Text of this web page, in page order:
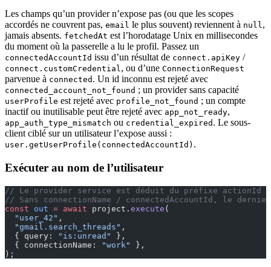
Les champs qu’un provider n’expose pas (ou que les scopes
accordés ne couvrent pas, email le plus souvent) reviennent à null,
jamais absents. fetchedAt est l’horodatage Unix en millisecondes
du moment où la passerelle a lu le profil. Passez un
connectedAccountId issu d’un résultat de connect.apiKey /
connect.customCredential, ou d’une ConnectionRequest
parvenue à connected . Un id inconnu est rejeté avec
connected_account_not_found ; un provider sans capacité
userProfile est rejeté avec profile_not_found ; un compte
inactif ou inutilisable peut être rejeté avec app_not_ready,
app_auth_type_mismatch ou credential_expired . Le sous-
client ciblé sur un utilisateur l’expose aussi :
user.getUserProfile(connectedAccountId) .
Exécuter au nom de l’utilisateur
// Le provider service est déduit du préfixe actionId
// Sans connectionName / connectedAccountId, le
const out = await project. execute (
  "user_42"
,
  "gmail.search_threads"
,
  { query:
"is:unread"
},
  { connectionName:
"work"
},
);